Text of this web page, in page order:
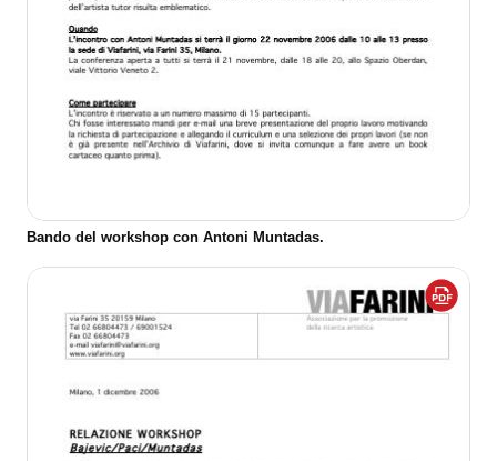
Bando del workshop con Antoni Muntadas.